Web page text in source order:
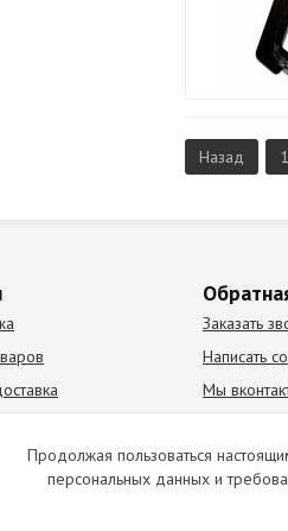
Назад 1
Заказать
Написать
Мы
Продолжая пользоваться
персональных данных и